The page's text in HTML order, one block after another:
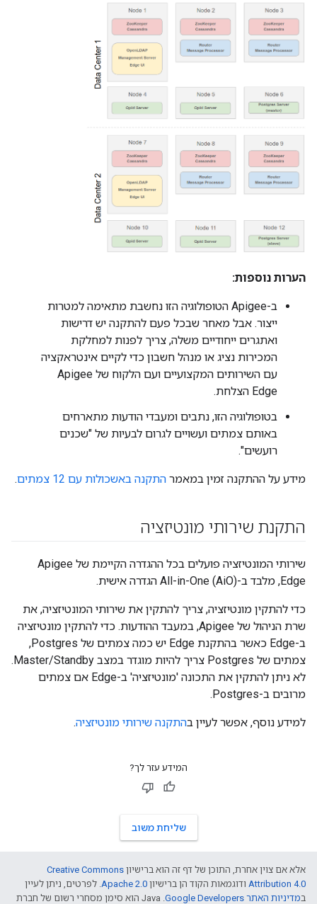
הערות נוספות:
ב-Apigee הטופולוגיה הזו נחשבת מתאימה למטרות
ייצור. אבל מאחר שבכל פעם להתקנה יש דרישות
ואתגרים ייחודיים משלה, צריך לפנות למחלקת
המכירות נציג או מנהל חשבון כדי לקיים אינטראקציה
עם השירותים המקצועיים ועם הלקוח של Apigee
Edge הצלחת.
בטופולוגיה הזו, נתבים ומעבדי הודעות מתארחים
באותם צמתים ועשויים לגרום לבעיות של "שכנים
רועשים".
מידע על ההתקנה זמין במאמר התקנה באשכולות עם 12 צמתים .
התקנת שירותי מונטיזציה
שירותי המונטיזציה פועלים בכל ההגדרה הקיימת של Apigee
Edge, מלבד ב-All-in-One (AiO) הגדרה אישית.
כדי להתקין מונטיזציה, צריך להתקין את שירותי המונטיזציה, את
שרת הניהול של Apigee, במעבד ההודעות. כדי להתקין מונטיזציה
ב-Edge כאשר בהתקנת Edge יש כמה צמתים של Postgres,
צמתים של Postgres צריך להיות מוגדר במצב Master/Standby.
לא ניתן להתקין את התכונה 'מונטיזציה' ב-Edge אם צמתים
מרובים ב-Postgres.
למידע נוסף, אפשר לעיין בהתקנה שירותי מונטיזציה.
המידע עזר לך?
שליחת משוב
אלא אם צוין אחרת, התוכן של דף זה הוא ברישיון Creative Commons
Attribution 4.0 ודוגמאות הקוד הן ברישיון Apache 2.0 . לפרטים, ניתן לעיין
במדיניות האתר Google Developers‏
.‏ Java הוא סימן מסחרי רשום של חברת